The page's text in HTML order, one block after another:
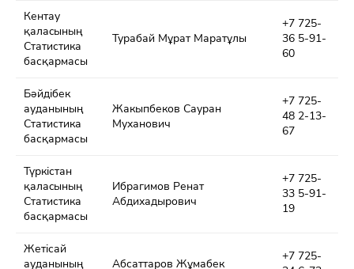
Кентау
қалаcының
Статистика
басқармасы
Турабай Мұрат Маратұлы
+7 725-
36 5-91-
60
Бәйдібек
ауданының
Статистика
басқармасы
Жакыпбеков Сауран
Муханович
+7 725-
48 2-13-
67
Түркістан
қалаcының
Статистика
басқармасы
Ибрагимов Ренат
Абдихадырович
+7 725-
33 5-91-
19
Жетісай
ауданының
Абсаттаров Жұмабек
+7 725-